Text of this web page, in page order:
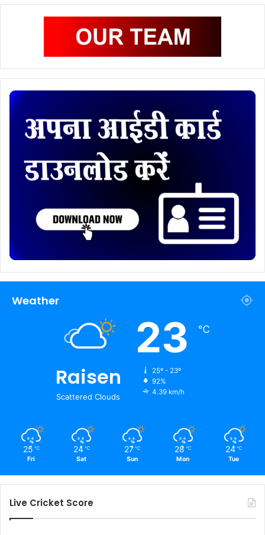
Weather
Raisen
Scattered Clouds
23 ℃
25º - 23º
92%
4.39 km/h
25 ℃
Fri
24 ℃
Sat
27 ℃
Sun
28 ℃
Mon
24 ℃
Tue
Live Cricket Score